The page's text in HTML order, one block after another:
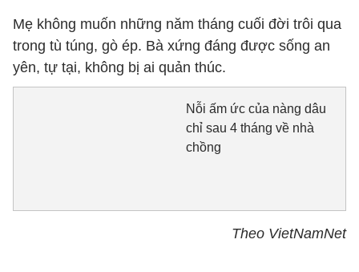
Mẹ không muốn những năm tháng cuối đời trôi qua
trong tù túng, gò ép. Bà xứng đáng được sống an
yên, tự tại, không bị ai quản thúc.
Nỗi ấm ức của nàng dâu
chỉ sau 4 tháng về nhà
chồng
Theo VietNamNet